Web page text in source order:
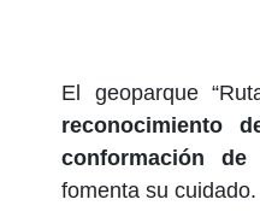
El geoparque
reconocimiento
conformación
fomenta su cuidado.